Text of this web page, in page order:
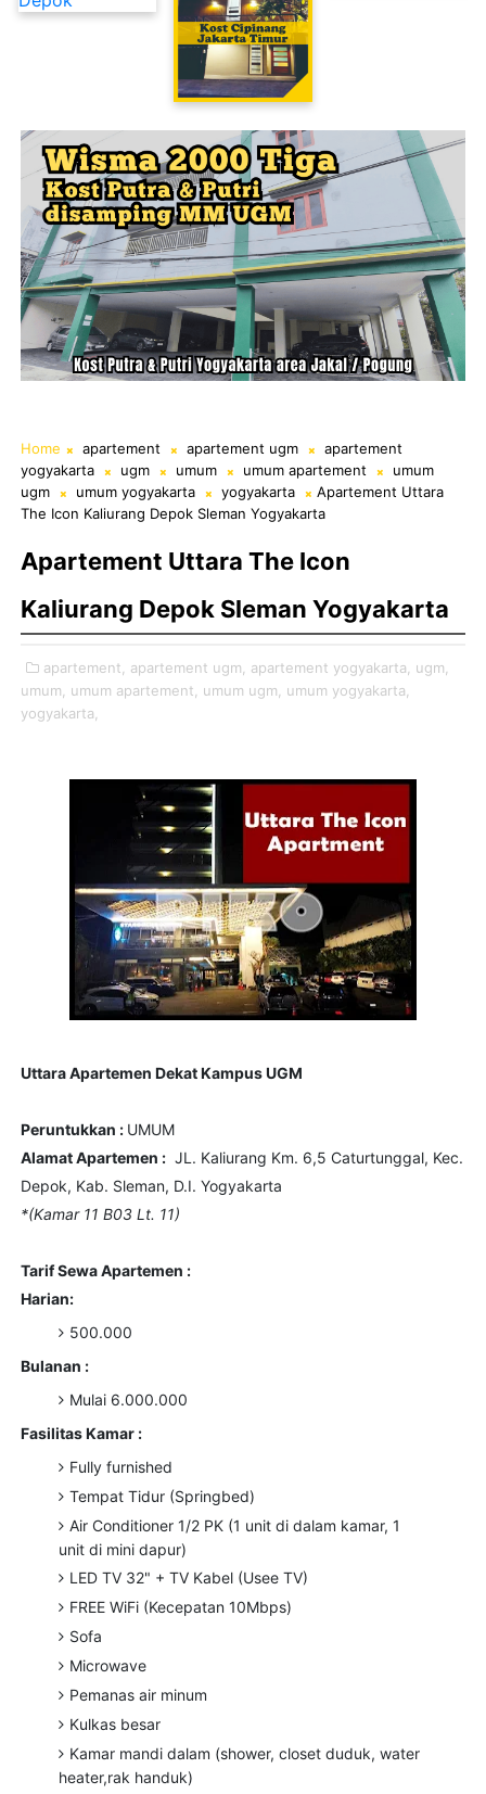
Kost Cipinang Jakarta Timur
Home apartement apartement ugm
apartement
yogyakarta
ugm umum umum apartement
umum
ugm
umum yogyakarta yogyakarta
Apartement Uttara
The Icon Kaliurang Depok Sleman Yogyakarta
Apartement Uttara The Icon
Kaliurang Depok Sleman Yogyakarta
apartement, apartement ugm, apartement yogyakarta,
ugm,
umum,
umum apartement, umum ugm,
umum yogyakarta,
yogyakarta,
Uttara Apartemen Dekat Kampus UGM
Peruntukkan : UMUM
Alamat Apartemen :JL. Kaliurang Km. 6,5 Caturtunggal, Kec.
Depok, Kab. Sleman, D.I. Yogyakarta
*(Kamar 11 B03 Lt. 11)
Tarif Sewa Apartemen :
Harian:
500.000
Bulanan :
Mulai 6.000.000
Fasilitas Kamar :
Fully furnished
Tempat Tidur (Springbed)
Air Conditioner 1/2 PK (1 unit di dalam kamar, 1
unit di mini dapur)
LED TV 32" + TV Kabel (Usee TV)
FREE WiFi (Kecepatan 10Mbps)
Sofa
Microwave
Pemanas air minum
Kulkas besar
Kamar mandi dalam (shower, closet duduk, water
heater,rak handuk)